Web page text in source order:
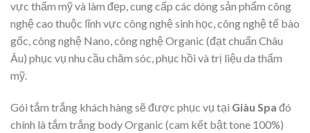
vực thẩm mỹ và làm đẹp, cung cấp các dòng sản phẩm công
nghệ cao thuộc lĩnh vực công nghệ sinh học, công nghệ tế bào
gốc, công nghệ Nano, công nghệ Organic (đạt chuẩn Châu
Âu) phục vụ nhu cầu chăm sóc, phục hồi và trị liệu da thẩm
mỹ.
Gói tắm trắng khách hàng sẽ được phục vụ tại Giàu Spa đó
chính là tắm trắng body Organic (cam kết bật tone 100%)